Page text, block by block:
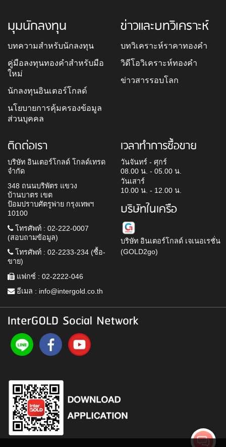
มุมนักลงทุน
บทความสำหรับนักลงทุน
คู่มือลงทุนทองคำสำหรับมือ
ใหม่
นักลงทุนอินเตอร์โกลด์
นโยบายการคุ้มครองข้อมูล
ส่วนบุคคล
ข่าวและบทวิเคราะห์
บทวิเคราะห์ราคาทองคำ
วิดีโอวิเคราะห์ทองคำ
ข่าวสารรอบโลก
ติดต่อเรา
บริษัท อินเตอร์โกลด์ โกลด์เทรด
จำกัด
348 ถนนบริพัตร แขวง
บ้านบาตร เขต
ป้อมปราบศัตรูพ่าย กรุงเทพฯ
10100
โทรศัพท์ : 02-222-0007
(สอบถามข้อมูล)
โทรศัพท์ : 02-2233-234 (ซื้อ-
ขาย)
แฟกซ์ : 02-2222-046
อีเมล : info@intergold.co.th
เวลาทำการซื้อขาย
วันจันทร์ - ศุกร์
08.00 น. - 05.00 น.
วันเสาร์
10.00 น. - 12.00 น.
บริษัทในเครือ
บริษัท อินเตอร์โกลด์ เจเนอเรชั่น
(GOLD2go)
InterGOLD Social Network